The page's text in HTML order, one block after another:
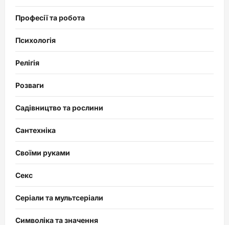
Професії та робота
Психологія
Релігія
Розваги
Садівництво та рослини
Сантехніка
Своїми руками
Секс
Серіали та мультсеріали
Символіка та значення